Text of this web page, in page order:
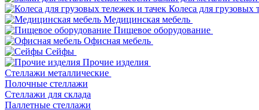
Колеса для грузовых
Медицинская мебель
Пищевое оборудование
Офисная мебель
Сейфы
Прочие изделия
Стеллажи металлические
Полочные стеллажи
Стеллажи для склада
Паллетные стеллажи